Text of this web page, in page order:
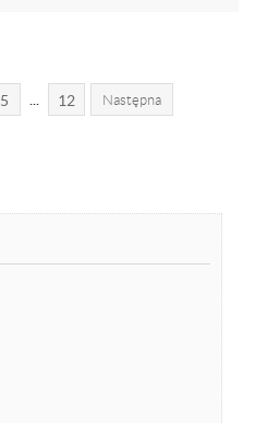
5 12 Następna